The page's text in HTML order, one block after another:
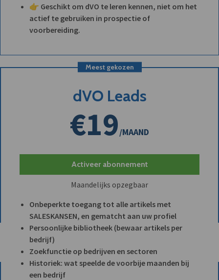
👉 Geschikt om dVO te leren kennen, niet om het
actief te gebruiken in prospectie of
voorbereiding.
Meest gekozen
dVO Leads
€19/MAAND
Activeer abonnement
Maandelijks opzegbaar
Onbeperkte toegang tot alle artikels met
SALESKANSEN, en gematcht aan uw profiel
Persoonlijke bibliotheek (bewaar artikels per
bedrijf)
Zoekfunctie op bedrijven en sectoren
Historiek: wat speelde de voorbije maanden bij
een bedrijf